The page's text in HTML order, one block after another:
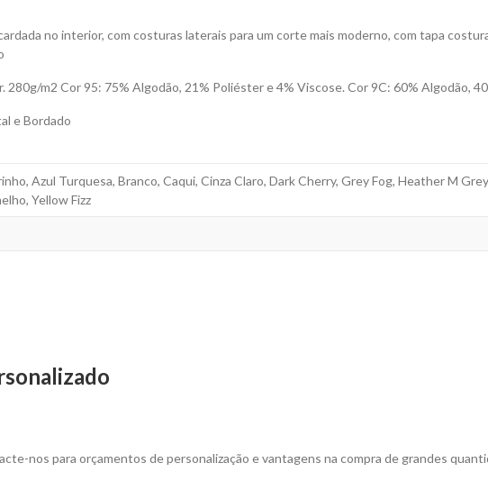
Personalizar
no interior, com costuras laterais para um corte mais moderno, com tapa
m2 Cor 95: 75% Algodão, 21% Poliéster e 4% Viscose. Cor 9C: 60% Algodão,
e Bordado
Azul Turquesa, Branco, Caqui, Cinza Claro, Dark Cherry, Grey Fog, Heather M
Yellow Fizz
nos para orçamentos de personalização e vantagens na compra de grandes